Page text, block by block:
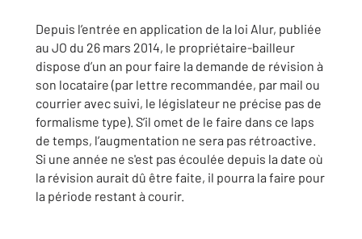
Depuis l’entrée en application de la loi Alur, publiée
au JO du 26 mars 2014, le propriétaire-bailleur
dispose d’un an pour faire la demande de révision à
son locataire (par lettre recommandée, par mail ou
courrier avec suivi, le législateur ne précise pas de
formalisme type). S’il omet de le faire dans ce laps
de temps, l’augmentation ne sera pas rétroactive.
Si une année ne s'est pas écoulée depuis la date où
la révision aurait dû être faite, il pourra la faire pour
la période restant à courir.